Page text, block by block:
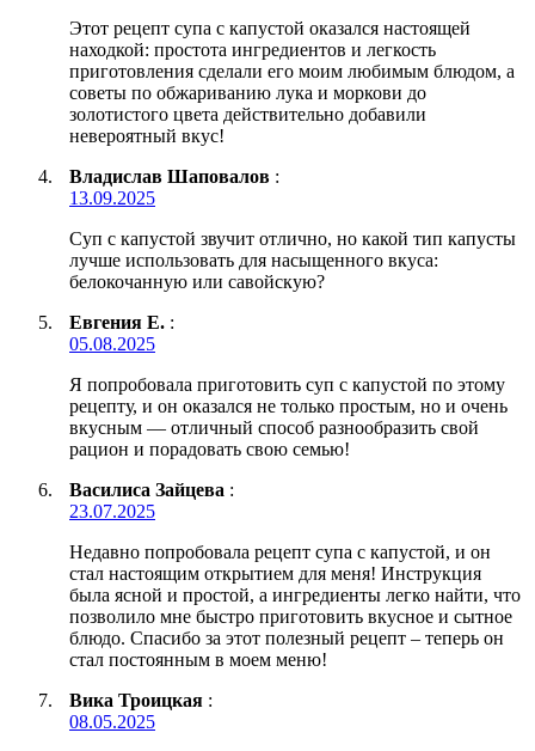
Этот рецепт супа с капустой оказался настоящей
находкой: простота ингредиентов и легкость
приготовления сделали его моим любимым блюдом, а
советы по обжариванию лука и моркови до
золотистого цвета действительно добавили
невероятный вкус!
Владислав Шаповалов :
13.09.2025
Суп с капустой звучит отлично, но какой тип капусты
лучше использовать для насыщенного вкуса:
белокочанную или савойскую?
Евгения Е. :
05.08.2025
Я попробовала приготовить суп с капустой по этому
рецепту, и он оказался не только простым, но и очень
вкусным — отличный способ разнообразить свой
рацион и порадовать свою семью!
Василиса Зайцева :
23.07.2025
Недавно попробовала рецепт супа с капустой, и он
стал настоящим открытием для меня! Инструкция
была ясной и простой, а ингредиенты легко найти, что
позволило мне быстро приготовить вкусное и сытное
блюдо. Спасибо за этот полезный рецепт – теперь он
стал постоянным в моем меню!
Вика Троицкая :
08.05.2025